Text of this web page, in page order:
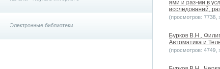
Электронные библиотеки
ями и раз-ми в
исследований,
(просмотров: 7738,
Бурков B.H.,
Автоматика и
(просмотров: 4749,